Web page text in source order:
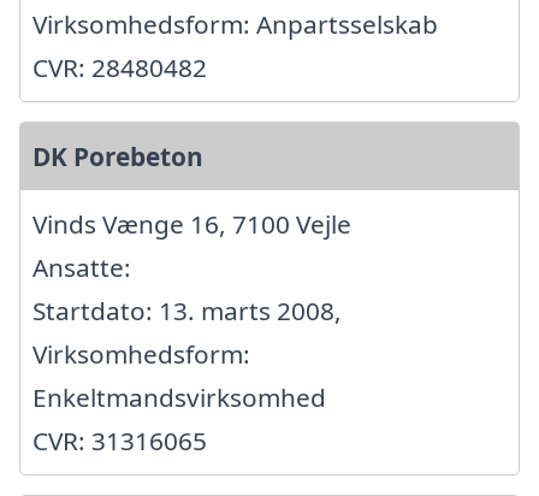
Virksomhedsform: Anpartsselskab
CVR: 28480482
DK Porebeton
Vinds Vænge 16, 7100 Vejle
Ansatte:
Startdato: 13. marts 2008,
Virksomhedsform:
Enkeltmandsvirksomhed
CVR: 31316065